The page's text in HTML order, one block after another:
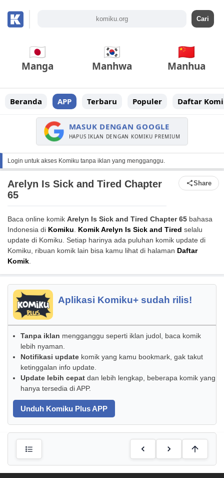
Manga Manhwa Manhua
Beranda APP Terbaru Populer Daftar
MASUK DENGAN GOOGLE
HAPUS IKLAN DENGAN KOMIKU PREMIUM
Login untuk akses Komiku tanpa iklan yang mengganggu.
Arelyn Is Sick and Tired Chapter
65
Share
Baca online komik Arelyn Is Sick and Tired Chapter 65 bahasa
Indonesia di Komiku. Komik Arelyn Is Sick and Tired selalu
update di Komiku. Setiap harinya ada puluhan komik update di
Komiku, ribuan komik lain bisa kamu lihat di halaman Daftar
Komik.
Aplikasi Komiku+ sudah rilis!
Tanpa iklan mengganggu seperti iklan judol, baca komik
lebih nyaman.
Notifikasi update komik yang kamu bookmark, gak takut
ketinggalan info update.
Update lebih cepat dan lebih lengkap, beberapa komik yang
hanya tersedia di APP.
Unduh Komiku Plus APP